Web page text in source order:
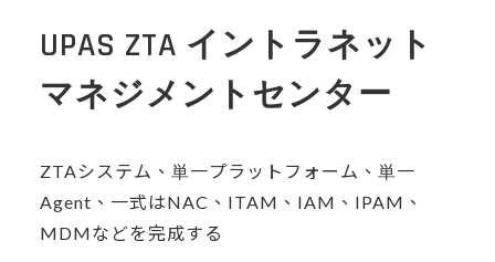
UPAS ZTA イントラネット
マネジメントセンター
ZTAシステム、単一プラットフォーム、単一
Agent、一式はNAC、ITAM、IAM、IPAM、
MDMなどを完成する